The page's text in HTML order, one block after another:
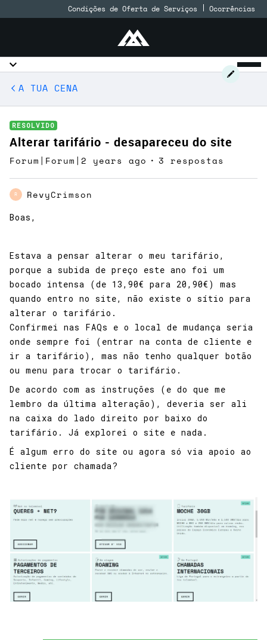
Condições de Oferta de Serviços Ocorrências
A TUA CENA
RESOLVIDO
Alterar tarifário - desapareceu do site
Forum|Forum|2 years ago 3 respostas
R RevyCrimson
Boas,
Estava a pensar alterar o meu tarifário,
porque a subida de preço este ano foi um
bocado intensa (de 13,90€ para 20,90€) mas
quando entro no site, não existe o sítio para
alterar o tarifário.
Confirmei nas FAQs e o local de mudança seria
onde sempre foi (entrar na conta de cliente e
ir a tarifário), mas não tenho qualquer botão
ou menu para trocar o tarifário.
De acordo com as instruções (e do que me
lembro da última alteração), deveria ser ali
na caixa do lado direito por baixo do
tarifário. Já explorei o site e nada.
É algum erro do site ou agora só via apoio ao
cliente por chamada?